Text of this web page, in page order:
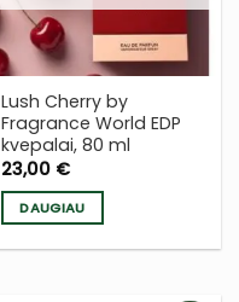
Lush Cherry by
Fragrance World EDP
kvepalai, 80 ml
23,00 €
DAUGIAU